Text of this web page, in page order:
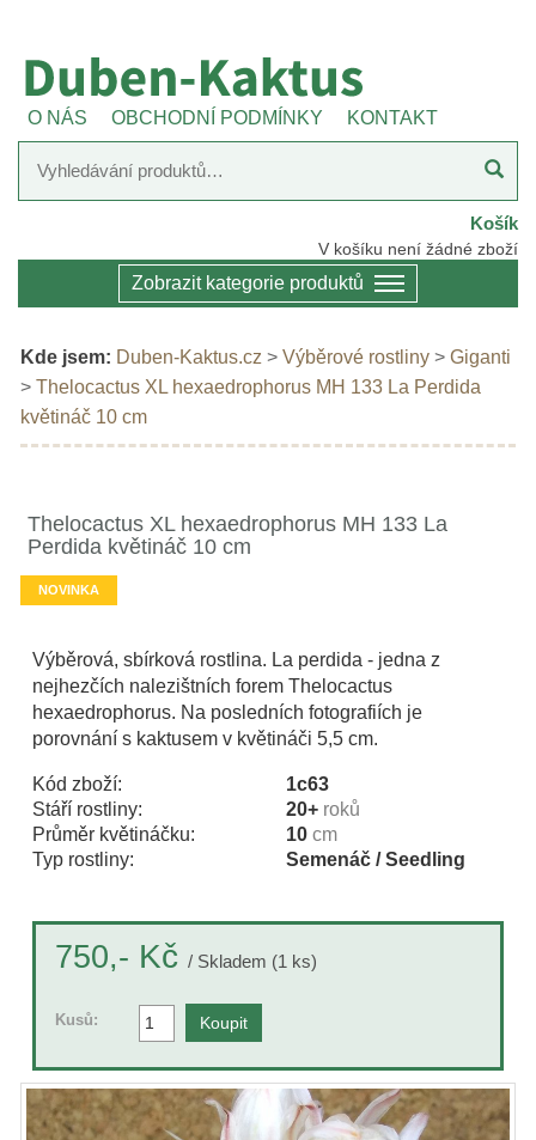
O NÁS OBCHODNÍ PODMÍNKY KONTAKT
Košík
V košíku není žádné zboží
Zobrazit kategorie produktů
Kde jsem: Duben-Kaktus.cz > Výběrové rostliny > Giganti
> Thelocactus XL hexaedrophorus MH 133 La Perdida
květináč 10 cm
Thelocactus XL hexaedrophorus MH 133 La
Perdida květináč 10 cm
NOVINKA
Výběrová, sbírková rostlina. La perdida - jedna z
nejhezčích nalezištních forem Thelocactus
hexaedrophorus. Na posledních fotografiích je
porovnání s kaktusem v květináči 5,5 cm.
Kód zboží:
1c63
Stáří rostliny:
20+ roků
Průměr květináčku:
10 cm
Typ rostliny:
Semenáč / Seedling
750,- Kč / Skladem (1 ks)
Kusů: